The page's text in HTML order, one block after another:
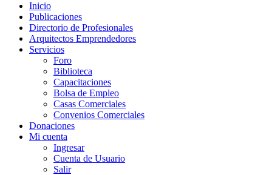
Inicio
Publicaciones
Directorio de Profesionales
Arquitectos Emprendedores
Servicios
Foro
Biblioteca
Capacitaciones
Bolsa de Empleo
Casas Comerciales
Convenios Comerciales
Donaciones
Mi cuenta
Ingresar
Cuenta de Usuario
Salir